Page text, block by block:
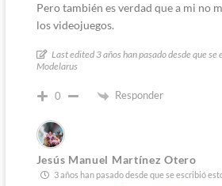
Pero también es verdad que a mi no
los videojuegos.
Last edited 3 años han pasado desde que
Modelarus
0 Responder
Jesús Manuel Martínez Otero
3 años han pasado desde que se escribió